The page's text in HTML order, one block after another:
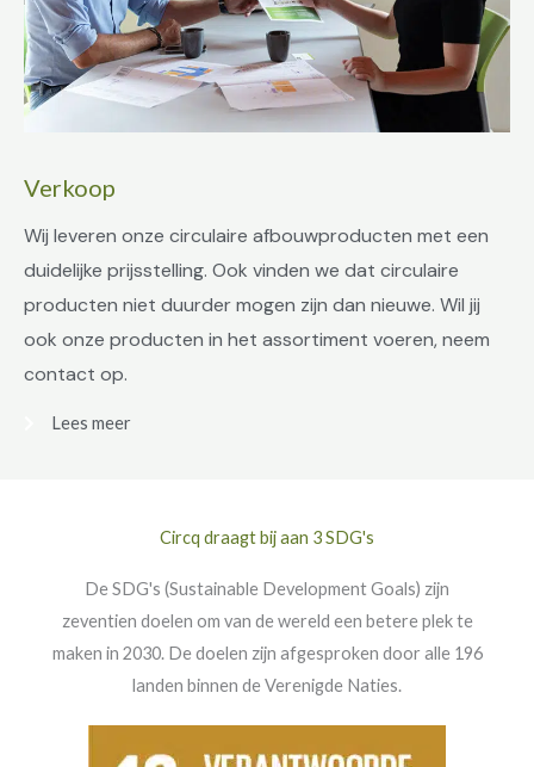
Verkoop
Wij leveren onze circulaire afbouwproducten met een
duidelijke prijsstelling. Ook vinden we dat circulaire
producten niet duurder mogen zijn dan nieuwe. Wil jij
ook onze producten in het assortiment voeren, neem
contact op.
Lees meer
Circq draagt bij aan 3 SDG's
De SDG's (Sustainable Development Goals) zijn
zeventien doelen om van de wereld een betere plek te
maken in 2030. De doelen zijn afgesproken door alle 196
landen binnen de Verenigde Naties.